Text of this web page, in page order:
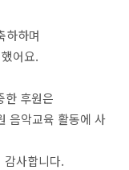
하하며
어요.
한 후원은
음악교육 활동에 사
감사합니다.